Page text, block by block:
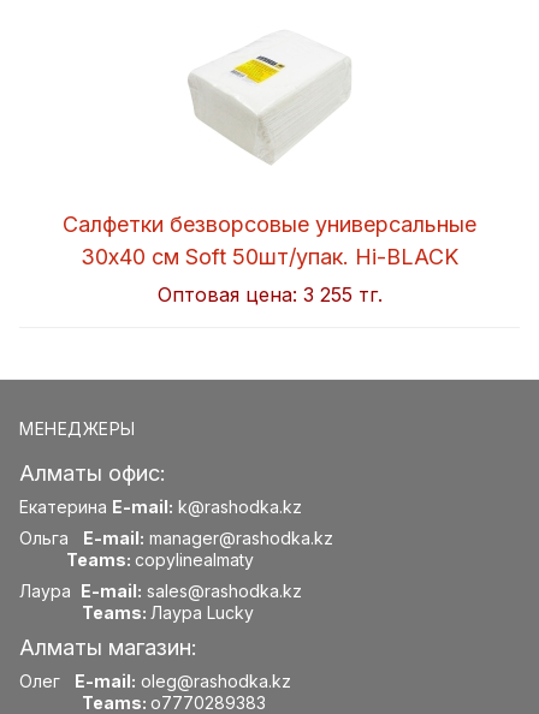
Салфетки безворсовые универсальные
30x40 см Soft 50шт/упак. Hi-BLACK
Оптовая цена: 3 255 тг.
МЕНЕДЖЕРЫ
Алматы офис:
Екатерина E-mail: k@rashodka.kz
Ольга E-mail: manager@rashodka.kz
Teams: copylinealmaty
Лаура E-mail: sales@rashodka.kz
Teams: Лаура Lucky
Алматы магазин:
Олег E-mail: oleg@rashodka.kz
Teams: o7770289383